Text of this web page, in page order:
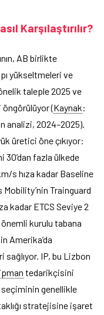
Karşılaştırılır?
AB birlikte
yükseltmeleri ve
taleple 2025 ve
öngörülüyor (Kaynak:
analizi, 2024–2025).
üretici öne çıkıyor:
30’dan fazla ülkede
s hıza kadar Baseline
Mobility’nin Trainguard
kadar ETCS Seviye 2
kurulu tabana
Amerika’da
sağlıyor. IP, bu Lizbon
tedarikçisini
seçiminin genellikle
stratejisine işaret